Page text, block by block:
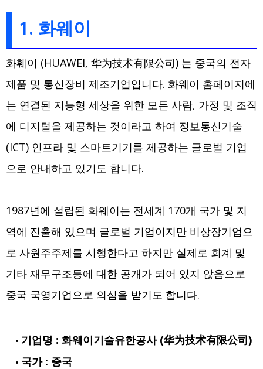
1. 화웨이
화훼이 (HUAWEI, 华为技术有限公司) 는 중국의 전자
제품 및 통신장비 제조기업입니다. 화웨이 홈페이지에
는 연결된 지능형 세상을 위한 모든 사람, 가정 및 조직
에 디지털을 제공하는 것이라고 하여 정보통신기술
(ICT) 인프라 및 스마트기기를 제공하는 글로벌 기업
으로 안내하고 있기도 합니다.
1987년에 설립된 화웨이는 전세계 170개 국가 및 지
역에 진출해 있으며 글로벌 기업이지만 비상장기업으
로 사원주주제를 시행한다고 하지만 실제로 회계 및
기타 재무구조등에 대한 공개가 되어 있지 않음으로
중국 국영기업으로 의심을 받기도 합니다.
기업명 : 화웨이기술유한공사 (华为技术有限公司)
국가 : 중국